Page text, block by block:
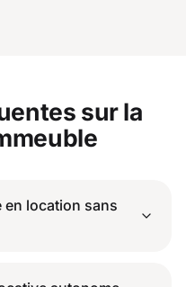
sur la
en location sans